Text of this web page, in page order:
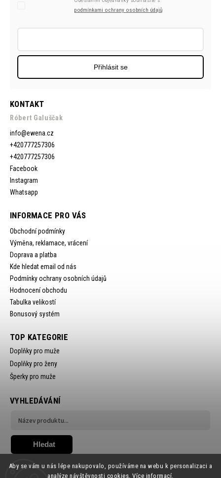
Aby se vám u nás lépe nakupovalo, používáme na webu k personalizaci a
analýze návštěvnosti cookies.Více informací.
KONTAKT
Róbert Galuščak
info@ewena.cz
+420777257306
+420777257306
Facebook
Instagram
Whatsapp
INFORMACE PRO VÁS
Obchodní podmínky
Výměna, reklamace, vrácení
Doprava a platba
Kde hledat email od nás
Podmínky ochrany osobních údajů
Hodnocení obchodu
Tabulka velikostí
Bonusový systém
podmínkami ochrany osobních údajů
Přihlásit se
TOP KATEGORIE
Doplňky pro muže
Doplňky pro ženy
Šperky pro muže
VYHLEDÁVÁNÍ
Hledat